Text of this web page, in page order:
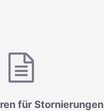
für Stornierungen